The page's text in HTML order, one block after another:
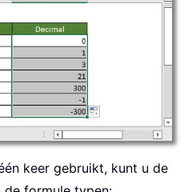
keer gebruikt, kunt u de